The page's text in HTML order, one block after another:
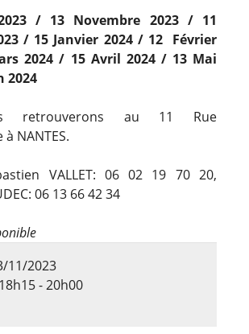
/ 13 Novembre 2023 / 11
/ 15 Janvier 2024 / 12 Février
2024 / 15Avril 2024 / 13 Mai
2024
retrouverons au 11 Rue
NANTES.
VALLET: 06 02 19 70 20,
06 13 66 42 34
11/2023
18h15 - 20h00